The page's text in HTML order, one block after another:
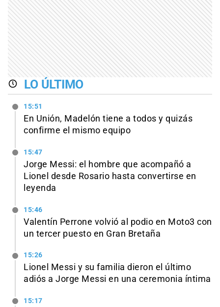
LO ÚLTIMO
15:51
En Unión, Madelón tiene a todos y quizás
confirme el mismo equipo
15:47
Jorge Messi: el hombre que acompañó a
Lionel desde Rosario hasta convertirse en
leyenda
15:46
Valentín Perrone volvió al podio en Moto3 con
un tercer puesto en Gran Bretaña
15:26
Lionel Messi y su familia dieron el último
adiós a Jorge Messi en una ceremonia íntima
15:17